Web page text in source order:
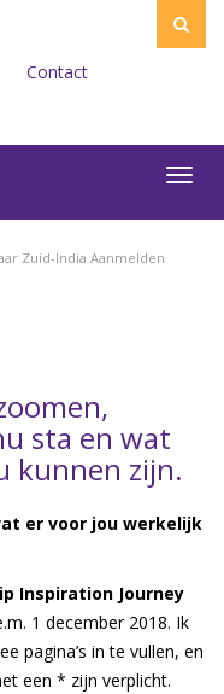
Contact
Zuid-India Aanmelden
sta en wat
kunnen zijn.
er voor jou werkelijk
Inspiration Journey
1 december 2018. Ik
pagina’s in te vullen, en
een * zijn verplicht.